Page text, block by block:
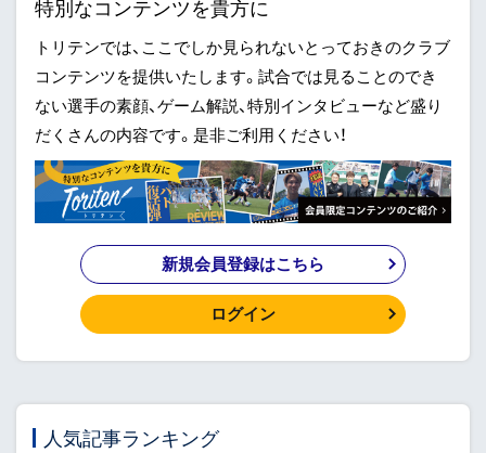
特別なコンテンツを貴方に
トリテンでは、ここでしか見られないとっておきのクラブ
コンテンツを提供いたします。試合では見ることのでき
ない選手の素顔、ゲーム解説、特別インタビューなど盛り
だくさんの内容です。是非ご利用ください！
新規会員登録はこちら
ログイン
人気記事ランキング